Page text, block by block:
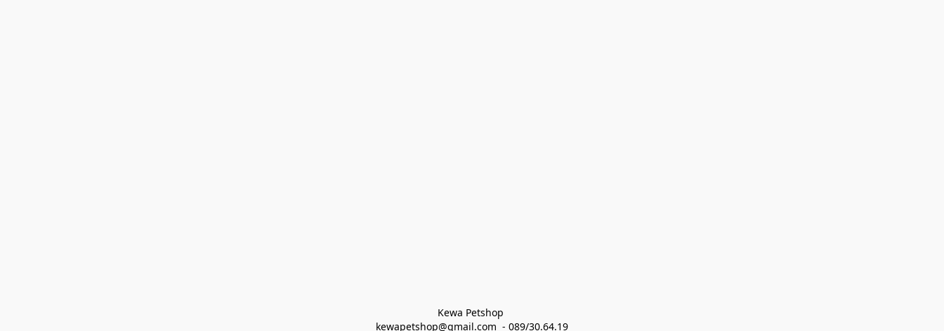
Kewa Petshop
kewapetshop@gmail.com  - 089/30.64.19